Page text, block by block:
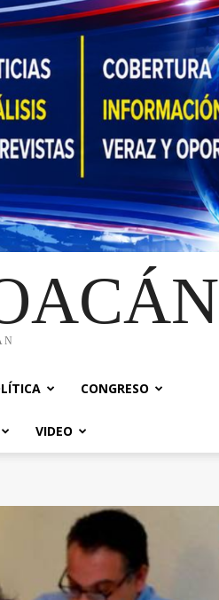
CONGRESO
VIDEO